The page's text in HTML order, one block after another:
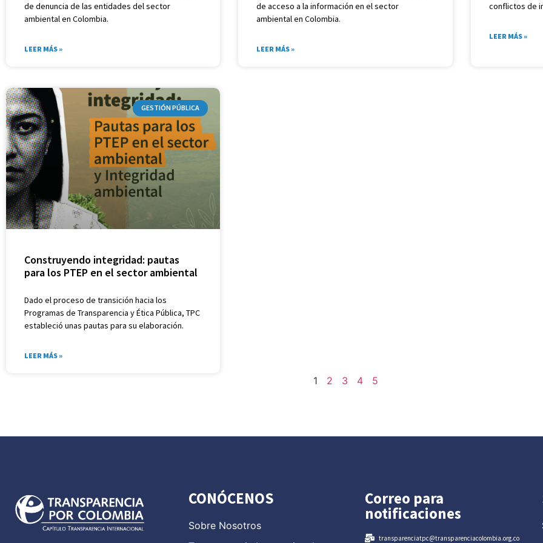
de denuncia de las entidades del sector
ambiental en Colombia.
LEER MÁS »
de acceso a la información en el sector
ambiental en Colombia.
LEER MÁS »
conflictos de
LEER MÁS »
GESTIÓN PÚBLICA
Construyendo integridad: pautas
para los PTEP en el sector ambiental
Dado el proceso de transición hacia los
Programas de Transparencia y Ética Pública, TPC
estableció unas pautas para su elaboración.
LEER MÁS »
1 2 3 4 5
CONÓCENOS
Sobre Nosotros
Correo para
notificaciones
transparenciatpc@transparenciacolombia.org.co